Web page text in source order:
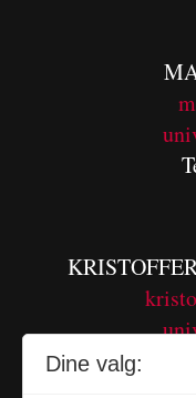
m
Dine valg: